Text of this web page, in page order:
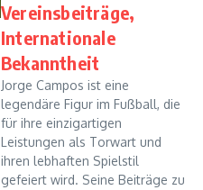
Vereinsbeiträge,
Internationale
Bekanntheit
Jorge Campos ist eine
legendäre Figur im Fußball, die
für ihre einzigartigen
Leistungen als Torwart und
ihren lebhaften Spielstil
gefeiert wird. Seine Beiträge zu